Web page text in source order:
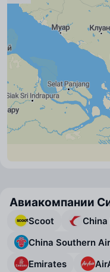
Авиакомпании
Scoot
China
China Southern
Emirates